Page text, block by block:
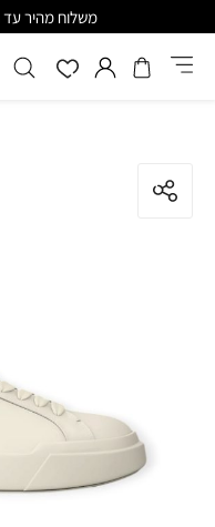
משלוח מהיר עד